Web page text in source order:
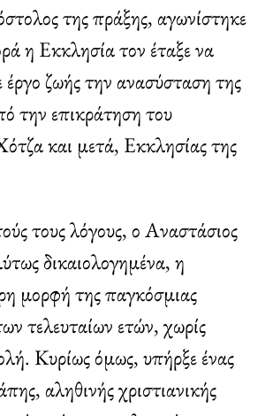
της πράξης, αγωνίστηκε
η Εκκλησία τον έταξε να
έργο ζωής την ανασύσταση της
την επικράτηση του
και μετά, Εκκλησίας της
τους λόγους, ο Αναστάσιος
δικαιολογημένα, η
μορφή της παγκόσμιας
τελευταίων ετών, χωρίς
Κυρίως όμως, υπήρξε ένας
αληθινής χριστιανικής